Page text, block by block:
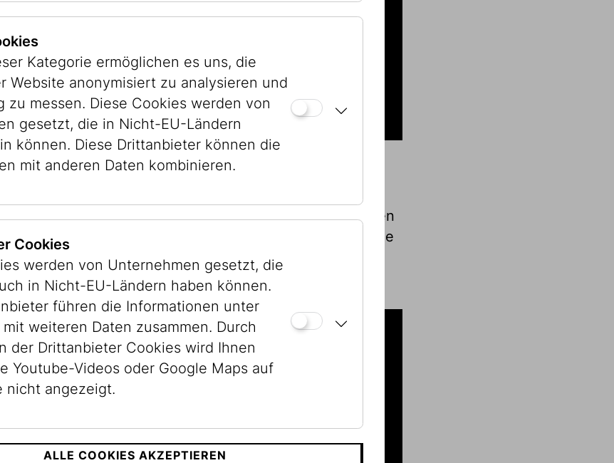
der mittelalterlichen Synagoge
Synagoge mittels virtueller Rekonstruktionen
Video erhalten Sie einen ersten Einblick. Erfahren Sie
im Museum Judenplatz.
Kategorie ermöglichen es uns, die
Website anonymisiert zu analysieren und
zu messen. Diese Cookies werden von
gesetzt, die in Nicht-EU-Ländern
können. Diese Drittanbieter können die
mit anderen Daten kombinieren.
Cookies
werden von Unternehmen gesetzt, die
in Nicht-EU-Ländern haben können.
führen die Informationen unter
weiteren Daten zusammen. Durch
der Drittanbieter Cookies wird Ihnen
Youtube-Videos oder Google Maps auf
nicht angezeigt.
ALLE COOKIES AKZEPTIEREN